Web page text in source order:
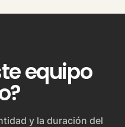
equipo
y la duración del